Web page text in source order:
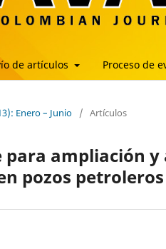
de artículos Proceso de
Enero – Junio / Artículos
ampliación
pozos petroleros